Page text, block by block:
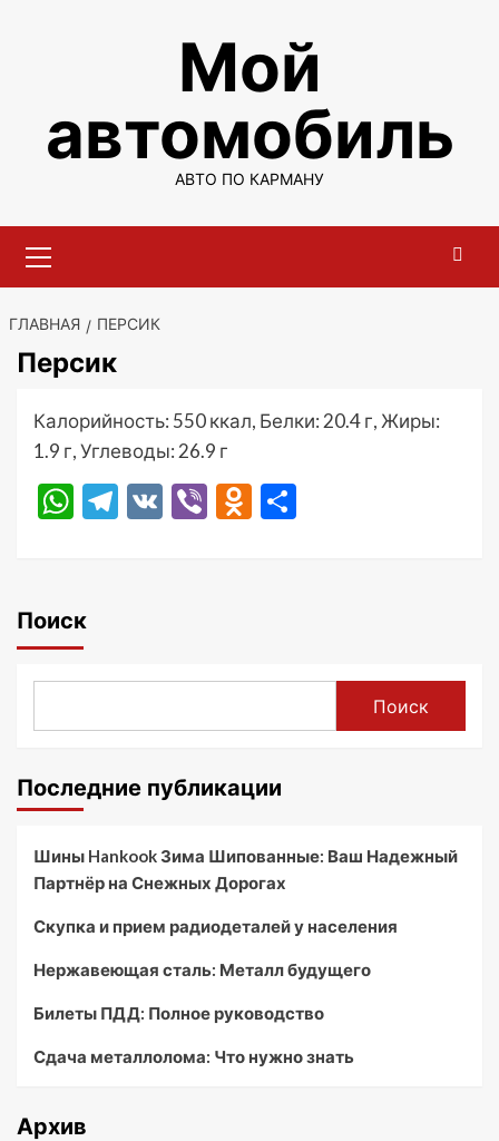
Мой
автомобиль
АВТО ПО КАРМАНУ
меню
ГЛАВНАЯ ПЕРСИК
Персик
Калорийность: 550 ккал, Белки: 20.4 г, Жиры:
1.9 г, Углеводы: 26.9 г
WhatsApp
Telegram
VK ViberOdnoklassniki
Поиск
Поиск
Последние публикации
Шины Hankook Зима Шипованные: Ваш Надежный
Партнёр на Снежных Дорогах
Скупка и прием радиодеталей у населения
Нержавеющая сталь: Металл будущего
Билеты ПДД: Полное руководство
Сдача металлолома: Что нужно знать
Архив